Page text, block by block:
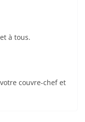
à tous.
couvre-chef et